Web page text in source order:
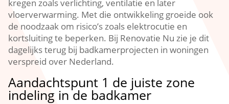
kregen zoals verlichting, ventilatie en later
vloerverwarming.​ Met die ontwikkeling groeide ook
de noodzaak om risico’s zoals elektrocutie en
kortsluiting te beperken.​ Bij Renovatie Nu zie je dit
dagelijks terug bij badkamerprojecten in woningen
verspreid over Nederland.​
Aandachtspunt 1 de juiste zone
indeling in de badkamer